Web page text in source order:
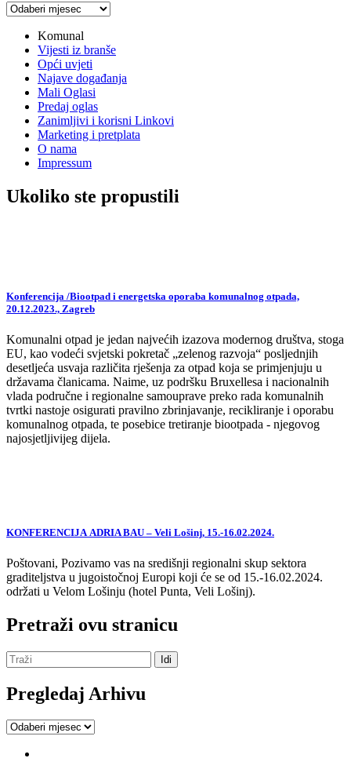
Arhiva
Komunal
Vijesti iz branše
Opći uvjeti
Najave događanja
Mali Oglasi
Predaj oglas
Zanimljivi i korisni Linkovi
Marketing i pretplata
O nama
Impressum
Ukoliko ste propustili
Konferencija /Biootpad i energetska oporaba komunalnog otpada,
20.12.2023., Zagreb
Komunalni otpad je jedan najvećih izazova modernog društva, stoga
EU, kao vodeći svjetski pokretač „zelenog razvoja“ posljednjih
desetljeća usvaja različita rješenja za otpad koja se primjenjuju u
državama članicama. Naime, uz podršku Bruxellesa i nacionalnih
vlada područne i regionalne samouprave preko rada komunalnih
tvrtki nastoje osigurati pravilno zbrinjavanje, recikliranje i oporabu
komunalnog otpada, te posebice tretiranje biootpada - njegovog
najosjetljivijeg dijela.
KONFERENCIJA ADRIA BAU – Veli Lošinj, 15.-16.02.2024.
Poštovani, Pozivamo vas na središnji regionalni skup sektora
graditeljstva u jugoistočnoj Europi koji će se od 15.-16.02.2024.
održati u Velom Lošinju (hotel Punta, Veli Lošinj).
Pretraži ovu stranicu
Pregledaj Arhivu
Pregledaj